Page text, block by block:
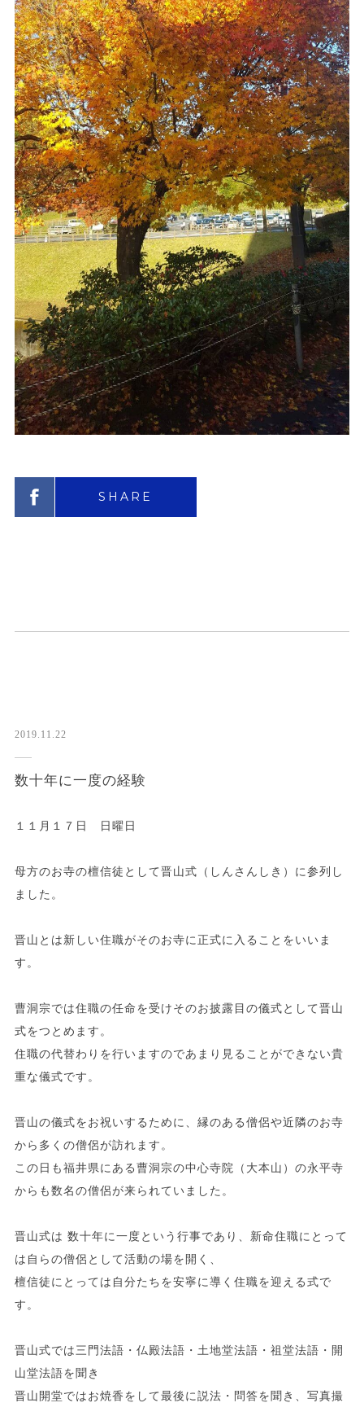
SHARE
2019.11.22
数十年に一度の経験
１１月１７日 日曜日
母方のお寺の檀信徒として晋山式（しんさんしき）に参列し
ました。
晋山とは新しい住職がそのお寺に正式に入ることをいいま
す。
曹洞宗では住職の任命を受けそのお披露目の儀式として晋山
式をつとめます。
住職の代替わりを行いますのであまり見ることができない貴
重な儀式です。
晋山の儀式をお祝いするために、縁のある僧侶や近隣のお寺
から多くの僧侶が訪れます。
この日も福井県にある曹洞宗の中心寺院（大本山）の永平寺
からも数名の僧侶が来られていました。
晋山式は 数十年に一度という行事であり、新命住職にとって
は自らの僧侶として活動の場を開く、
檀信徒にとっては自分たちを安寧に導く住職を迎える式で
す。
晋山式では三門法語・仏殿法語・土地堂法語・祖堂法語・開
山堂法語を聞き
晋山開堂ではお焼香をして最後に説法・問答を聞き、写真撮